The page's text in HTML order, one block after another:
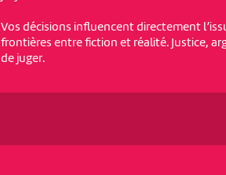
Vos décisions influencent directement
frontières entre fiction et réalité. Justice,
de juger.